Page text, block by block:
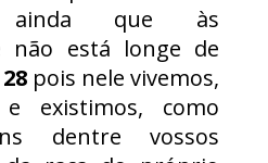
ainda que às
não está longe de
28pois nele vivemos,
existimos, como
dentre vossos